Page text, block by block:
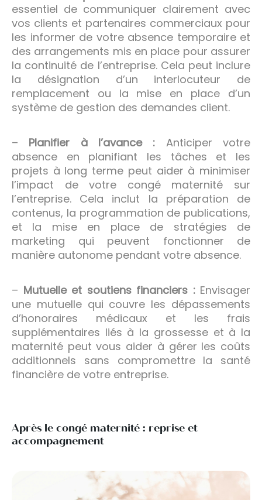
essentiel de communiquer clairement avec
vos clients et partenaires commerciaux pour
les informer de votre absence temporaire et
des arrangements mis en place pour assurer
la continuité de l’entreprise. Cela peut inclure
la désignation d’un interlocuteur de
remplacement ou la mise en place d’un
système de gestion des demandes client.
– Planifier à l’avance : Anticiper votre
absence en planifiant les tâches et les
projets à long terme peut aider à minimiser
l’impact de votre congé maternité sur
l’entreprise. Cela inclut la préparation de
contenus, la programmation de publications,
et la mise en place de stratégies de
marketing qui peuvent fonctionner de
manière autonome pendant votre absence.
– Mutuelle et soutiens financiers :Envisager
une mutuelle qui couvre les dépassements
d’honoraires médicaux et les frais
supplémentaires liés à la grossesse et à la
maternité peut vous aider à gérer les coûts
additionnels sans compromettre la santé
financière de votre entreprise.
Après le congé maternité : reprise et
accompagnement